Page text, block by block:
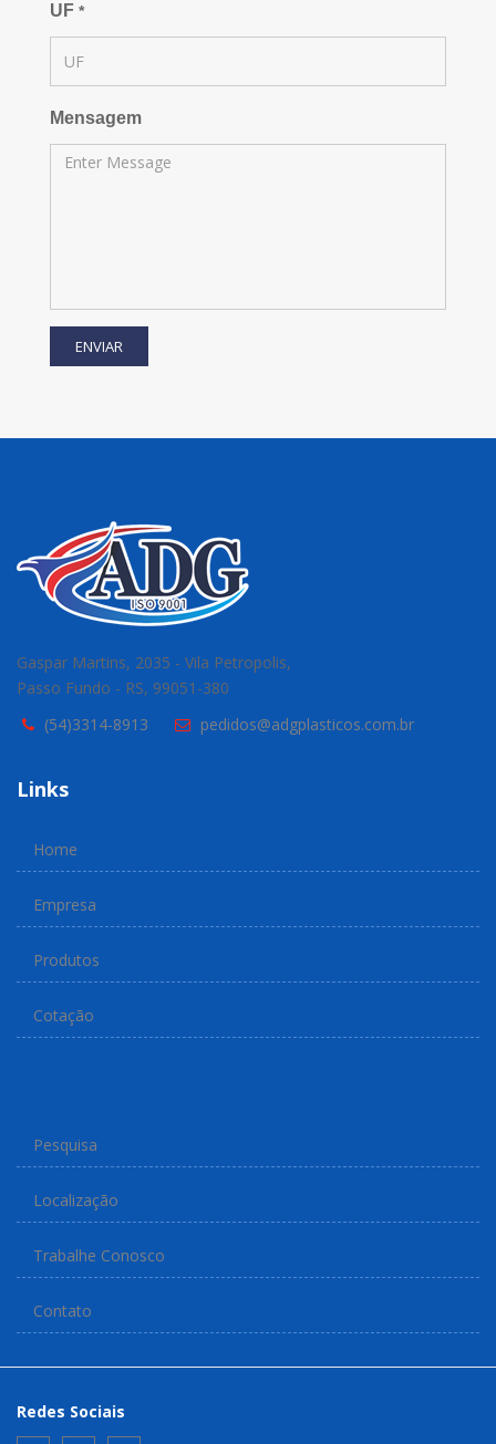
UF *
Mensagem
ENVIAR
Gaspar Martins, 2035 - Vila Petropolis,
Passo Fundo - RS, 99051-380
(54)3314-8913
pedidos@adgplasticos.com.br
Links
Home
Empresa
Produtos
Cotação
Pesquisa
Localização
Trabalhe Conosco
Contato
Redes Sociais